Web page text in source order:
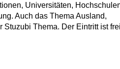
Universitäten,
Auch das Thema Ausland,
Thema. Der Eintritt ist frei